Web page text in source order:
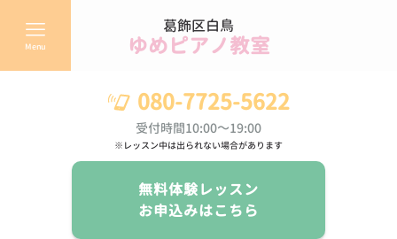
葛飾区白鳥
ゆめピアノ教室
Menu
080-7725-5622
受付時間10:00～19:00
※レッスン中は出られない場合があります
無料体験レッスン
お申込みはこちら